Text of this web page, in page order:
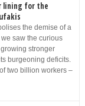
lining for the
the demise of a
saw the curious
stronger
burgeoning deficits.
two billion workers –